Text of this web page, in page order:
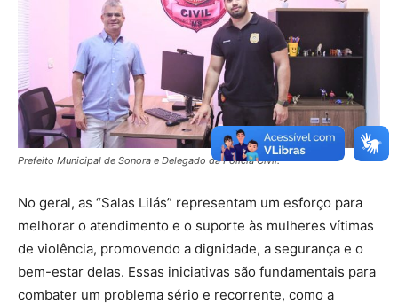
Prefeito Municipal de Sonora e Delegado da Policia Civil.
No geral, as “Salas Lilás” representam um esforço para
melhorar o atendimento e o suporte às mulheres vítimas
de violência, promovendo a dignidade, a segurança e o
bem-estar delas. Essas iniciativas são fundamentais para
combater um problema sério e recorrente, como a